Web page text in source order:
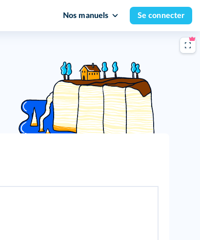
Nos manuels Se connecter